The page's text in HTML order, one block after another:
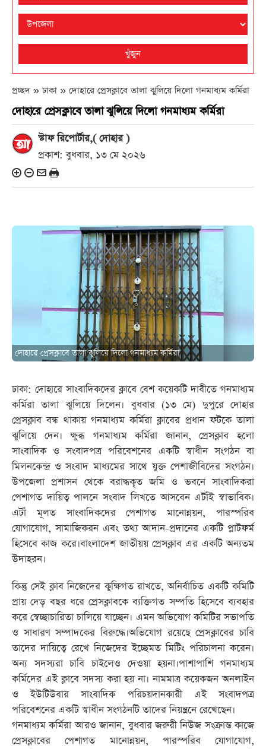
খুঁজুন
প্রচ্ছদ » ঢাকা » দোহারে প্রেসক্লাবে তালা ঝুলিয়ে দিলো গনমাধ্যম কর্মিরা
দোহারে প্রেসক্লাবে তালা ঝুলিয়ে দিলো গনমাধ্যম কর্মিরা
স্টাফ রিপোর্টার,( দোহার )
প্রকাশ: বুধবার, ১৩ মে ২০২৬
দোহারে প্রেসক্লাবে তালা ঝুলিয়ে দিলো গনমাধ্যম কর্মিরা
ঢাকা: দোহারে সাংবাদিকদের ক্লাবে বেশ কয়েকটি দাবীতে গনমাধ্যম
কর্মিরা তালা ঝুলিয়ে দিলেন। বুধবার (১৩ মে) দুপুরে দোহার
প্রেসক্লাব বন্ধ থাকায় গনমাধ্যম কর্মিরা ক্লাবের প্রধান ফটকে তালা
ঝুলিয়ে দেন। ক্ষুব্ধ গনমাধ্যম কর্মিরা জানান, প্রেসক্লাব হলো
সাংবাদিক ও সংবাদপত্র পরিবেশনের একটি স্বাধীন সংগঠন বা
মিলনকেন্দ্র ও সংবাদ মাধ্যমের সাথে যুক্ত পেশাজীবিদের সংগঠন।
উপজেলা প্রশাসন থেকে বরাদ্ধকৃত জমি ও ভবনে সাংবাদিকরা
পেশাগত দায়িত্ব পালনে সংবাদ লিখতে আসবেন এটাঁই স্বাভাবিক।
এটাঁ মূলত সাংবাদিকদের পেশাগত মানোন্নয়ন, পারস্পরিব
যোগাযোগ, সামাজিকরন এবং তথ্য আদান-প্রদানের একটি প্লাটফর্ম
হিসেবে কাজ করে।বাংলাদেশ জাতীয়য় প্রেসক্লাব এর একটি অন্যতম
উদাহরন।
কিন্তু সেই ক্লাব নিজেদের কুক্ষিগত রাখতে, অনির্বাচিত একটি কমিটি
প্রায় দেড় বছর ধরে প্রেসক্লাবকে ব্যক্তিগত সম্পতি হিসেবে ব্যবহার
করে স্বেচ্ছাচারিতা চালিয়ে যাচ্ছেন। এমন অভিযোগ কমিটির সভাপতি
ও সাধারণ সম্পাদকের বিরুদ্ধে।অভিযোগ রয়েছে প্রেসক্লাবের চাবি
তাদের দায়িত্বে রেখে নিজেদের ইচ্ছেমত মিটিং পরিচালনা করেন।
অন্য সদস্যরা চাবি চাইলেও দেওয়া হয়না।পাশাপাশি গনমাধ্যম
কর্মিদের এই ক্লাবে সদস্য করা হয় না। নামমাত্র কয়েকজন অনলাইন
ও ইউটিউবার সাংবাদিক পরিচয়দানকারী এই সংবাদপত্র
পরিবেশনের একটি স্বাধীন সংগঠনটি তাদের নিয়ন্ত্রনে রেখেছেন।
গনমাধ্যম কর্মিরা আরও জানান, বুধবার জরুরী নিউজ সংক্রান্ত কাজে
প্রেসক্লাবের পেশাগত মানোন্নয়ন, পারস্পরিব যোগাযোগ,